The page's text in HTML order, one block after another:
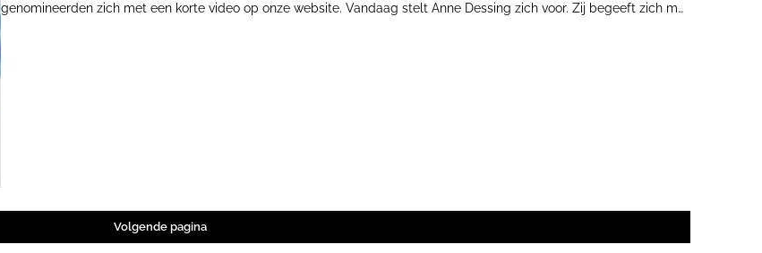
genomineerden zich met een korte video op onze website. Vandaag stelt Anne Dessing zich voor. Zij begeeft zich met
Volgende pagina